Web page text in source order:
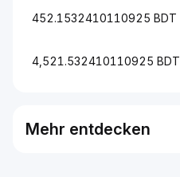
452.1532410110925 BDT
4,521.532410110925 BDT
Mehr entdecken